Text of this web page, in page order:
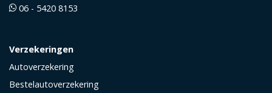
06 - 5420 8153
Verzekeringen
Autoverzekering
Bestelautoverzekering